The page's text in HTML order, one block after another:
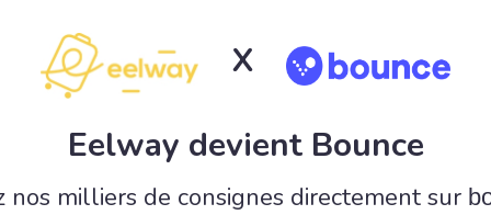
X
Eelway devient Bounce
nos milliers de consignes directement sur